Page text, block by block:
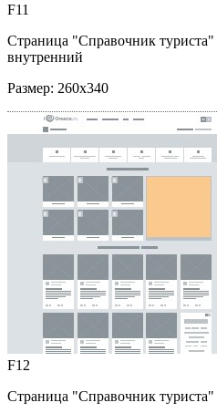
F11
Страница "Справочник туриста"
внутренний
Размер: 260x340
F12
Страница "Справочник туриста"